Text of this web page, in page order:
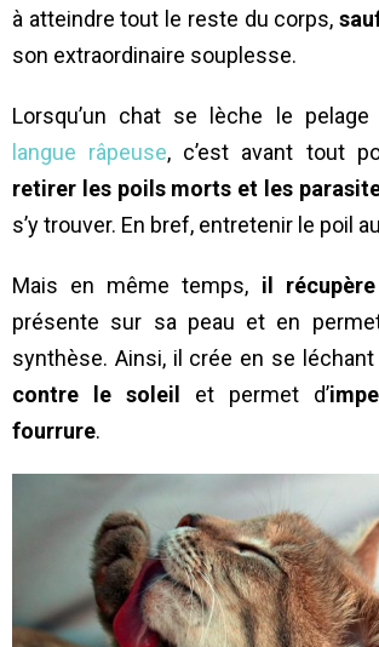
à atteindre tout le reste du corps,
son extraordinaire souplesse.
Lorsqu’un chat se lèche le
langue râpeuse, c’est avant tout
retirer les poils morts et les
s’y trouver. En bref, entretenir le poil
Mais en même temps, il
présente sur sa peau et en
synthèse. Ainsi, il crée en se léchant
contre le soleil
et permet d’
fourrure.